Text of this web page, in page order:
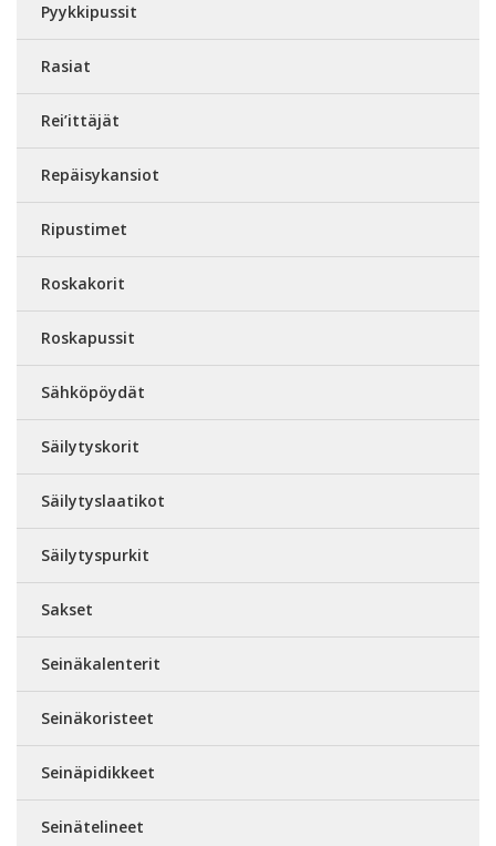
Pyykkipussit
Rasiat
Rei’ittäjät
Repäisykansiot
Ripustimet
Roskakorit
Roskapussit
Sähköpöydät
Säilytyskorit
Säilytyslaatikot
Säilytyspurkit
Sakset
Seinäkalenterit
Seinäkoristeet
Seinäpidikkeet
Seinätelineet